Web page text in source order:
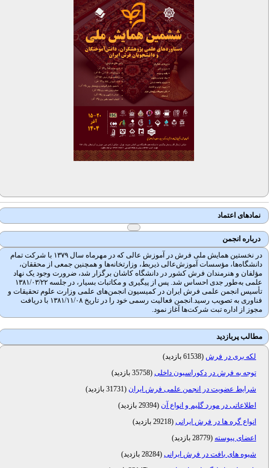
نمادهای اعتماد
درباره انجمن
در نخستین همایش ملی فرش در آموزش عالی که در مهرماه سال ۱۳۷۹ با شرکت تمام
دانشگاه‌ها، مؤسسات آموزش‌عالی ذیربط، وزارتخانه‌ها و همچنین جمعی از محققان،
مؤلفان و هنرمندان فرش کشور در دانشگاه کاشان برگزار شد، ضرورت وجود یک نهاد
علمی به‌طور جدی احساس شد. پس از پیگیری و مکاتبات بسیار، در جلسه ۱۳۸۱/۰۳/۲۲
تأسیس انجمن علمی فرش ایران در کمیسیون انجمن‌های علمی وزارت علوم تحقیقات و
فناوری به تصویب رسید.انجمن فعالیت رسمی خود را در تاریخ ۱۳۸۱/۱۱/۰۸ با دریافت
مجوز از اداره تبت شرکت‌ها آغاز نمود.
مطالب پربازدید
لکه بری در فرش( 61538 بازدید
)
توجه به فرش در دکوراسیون داخلی( 35758 بازدید
)
شرایط عضویت در انجمن علمی فرش ایران (31731 بازدید
)
اطلاعاتی در مورد گلیم و انواع آن (29394 بازدید
)
انواع گره ها در فرش ایرانی( 29218 بازدید
)
اعضای پیوسته(28779 بازدید
)
شیوه های بافت در فرش ایرانی( 28284 بازدید
)